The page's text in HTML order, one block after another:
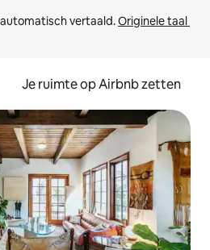
vertaald. Originele taal
Je ruimte op Airbnb zetten